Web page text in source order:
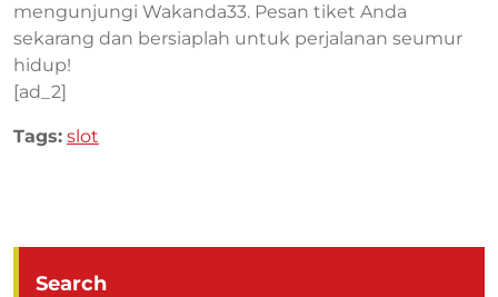
mengunjungi Wakanda33. Pesan tiket Anda
sekarang dan bersiaplah untuk perjalanan seumur
hidup!
[ad_2]
Tags: slot
Search